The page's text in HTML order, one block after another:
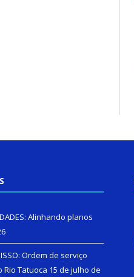
Alinhando planos
Ordem de serviço
Tatuoca 15 de julho de